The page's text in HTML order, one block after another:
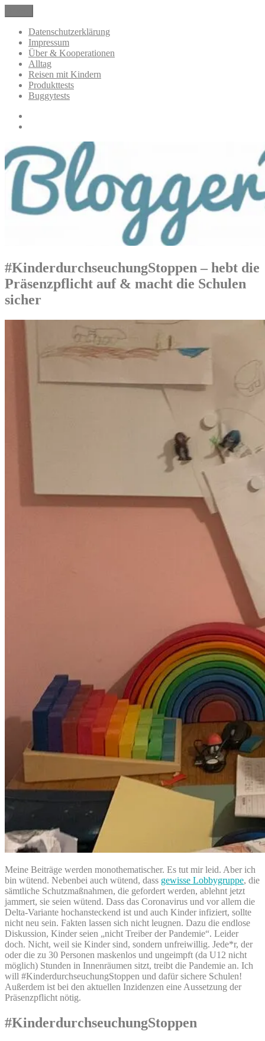
Inhalt
springen
BloggerMumOf3Boys Mamablog
Mamablog über das Leben mit drei Kindern mit Produkttests und
Alltagsthemen
Datenschutzerklärung
Impressum
Über & Kooperationen
Alltag
Reisen mit Kindern
Produkttests
Buggytests
#KinderdurchseuchungStoppen – hebt die
Präsenzpflicht auf & macht die Schulen
sicher
Meine Beiträge werden monothematischer. Es tut mir leid. Aber ich
bin wütend. Nebenbei auch wütend, dass gewisse Lobbygruppe, die
sämtliche Schutzmaßnahmen, die gefordert werden, ablehnt jetzt
jammert, sie seien wütend. Dass das Coronavirus und vor allem die
Delta-Variante hochansteckend ist und auch Kinder infiziert, sollte
nicht neu sein. Fakten lassen sich nicht leugnen. Dazu die endlose
Diskussion, Kinder seien „nicht Treiber der Pandemie“. Leider
doch. Nicht, weil sie Kinder sind, sondern unfreiwillig. Jede*r, der
oder die zu 30 Personen maskenlos und ungeimpft (da U12 nicht
möglich) Stunden in Innenräumen sitzt, treibt die Pandemie an. Ich
will #KinderdurchseuchungStoppen und dafür sichere Schulen!
Außerdem ist bei den aktuellen Inzidenzen eine Aussetzung der
Präsenzpflicht nötig.
#KinderdurchseuchungStoppen